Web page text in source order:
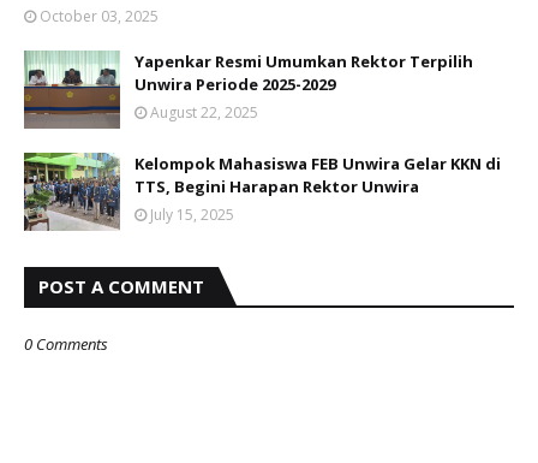
October 03, 2025
Yapenkar Resmi Umumkan Rektor Terpilih
Unwira Periode 2025-2029
August 22, 2025
Kelompok Mahasiswa FEB Unwira Gelar KKN di
TTS, Begini Harapan Rektor Unwira
July 15, 2025
POST A COMMENT
0 Comments